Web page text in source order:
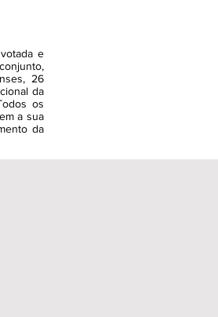
e
26
da
os
a sua
da